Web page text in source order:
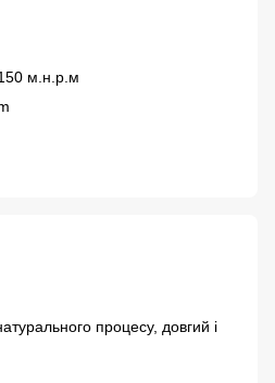
м.н.р.м
процесу, довгий і